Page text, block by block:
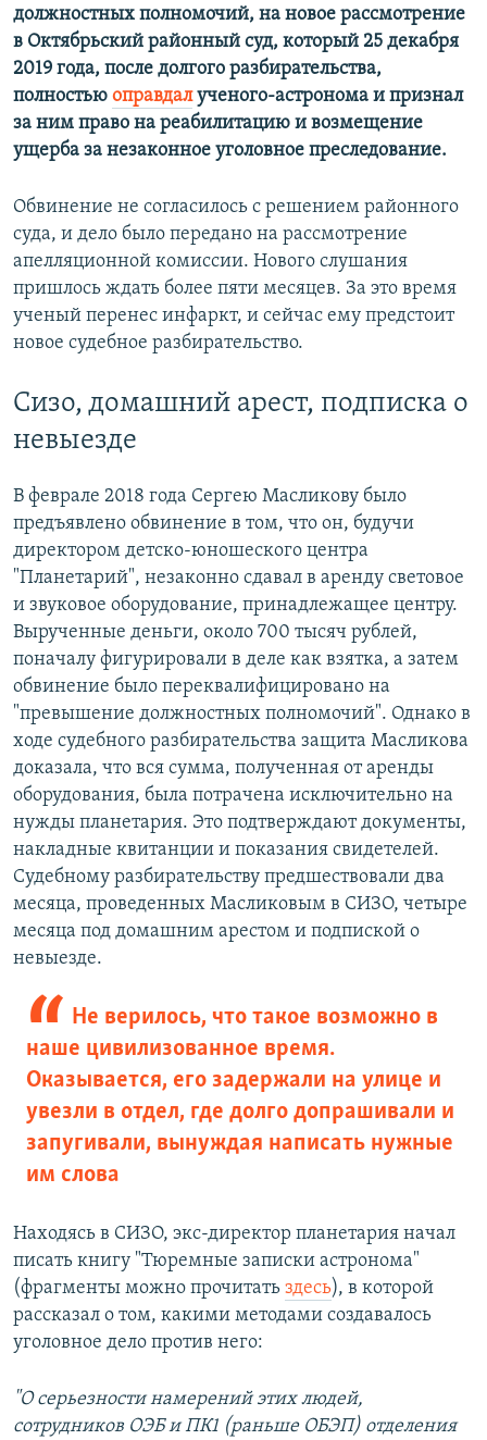
должностных полномочий, на новое рассмотрение
в Октябрьский районный суд, который 25 декабря
2019 года, после долгого разбирательства,
полностью оправдалученого-астронома и признал
за ним право на реабилитацию и возмещение
ущерба за незаконное уголовное преследование.
Обвинение не согласилось с решением районного
суда, и дело было передано на рассмотрение
апелляционной комиссии. Нового слушания
пришлось ждать более пяти месяцев. За это время
ученый перенес инфаркт, и сейчас ему предстоит
новое судебное разбирательство.
Сизо, домашний арест, подписка о
невыезде
В феврале 2018 года Сергею Масликову было
предъявлено обвинение в том, что он, будучи
директором детско-юношеского центра
"Планетарий", незаконно сдавал в аренду световое
и звуковое оборудование, принадлежащее центру.
Вырученные деньги, около 700 тысяч рублей,
поначалу фигурировали в деле как взятка, а затем
обвинение было переквалифицировано на
"превышение должностных полномочий". Однако в
ходе судебного разбирательства защита Масликова
доказала, что вся сумма, полученная от аренды
оборудования, была потрачена исключительно на
нужды планетария. Это подтверждают документы,
накладные квитанции и показания свидетелей.
Судебному разбирательству предшествовали два
месяца, проведенных Масликовым в СИЗО, четыре
месяца под домашним арестом и подпиской о
невыезде.
Не верилось, что такое возможно в
наше цивилизованное время.
Оказывается, его задержали на улице и
увезли в отдел, где долго допрашивали и
запугивали, вынуждая написать нужные
им слова
Находясь в СИЗО, экс-директор планетария начал
писать книгу "Тюремные записки астронома"
(фрагменты можно прочитать здесь), в которой
рассказал о том, какими методами создавалось
уголовное дело против него:
"О серьезности намерений этих людей,
сотрудников ОЭБ и ПК1 (раньше ОБЭП) отделения